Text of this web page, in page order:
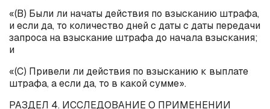
«(B) Были ли начаты действия по взысканию штрафа,
и если да, то количество дней с даты с даты передачи
запроса на взыскание штрафа до начала взыскания;
и
«(С) Привели ли действия по взысканию к выплате
штрафа, а если да, то в какой сумме».
РАЗДЕЛ 4. ИССЛЕДОВАНИЕ О ПРИМЕНЕНИИ